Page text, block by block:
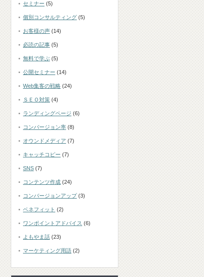
セミナー (5)
個別コンサルティング (5)
お客様の声 (14)
必読の記事 (5)
無料で学ぶ (5)
公開セミナー (14)
Web集客の戦略 (24)
ＳＥＯ対策 (4)
ランディングページ (6)
コンバージョン率 (8)
オウンドメディア (7)
キャッチコピー (7)
SNS (7)
コンテンツ作成 (24)
コンバージョンアップ (3)
ベネフィット (2)
ワンポイントアドバイス (6)
よもやま話 (23)
マーケティング用語 (2)